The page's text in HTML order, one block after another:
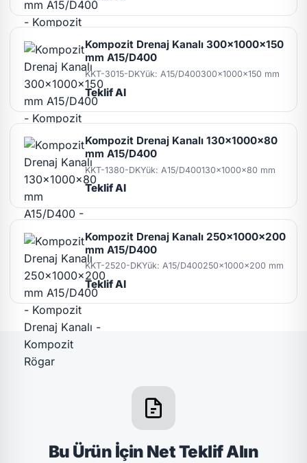
Kompozit Drenaj Kanalı 300x1000x150
mm A15/D400
KKT-3015-DKYük: A15/D400300x1000x150 mm
Teklif Al
Kompozit Drenaj Kanalı 130x1000x80
mm A15/D400
KKT-1380-DKYük: A15/D400130x1000x80 mm
Teklif Al
Kompozit Drenaj Kanalı 250x1000x200
mm A15/D400
KKT-2520-DKYük: A15/D400250x1000x200 mm
Teklif Al
Bu Ürün İçin Net Teklif Alın